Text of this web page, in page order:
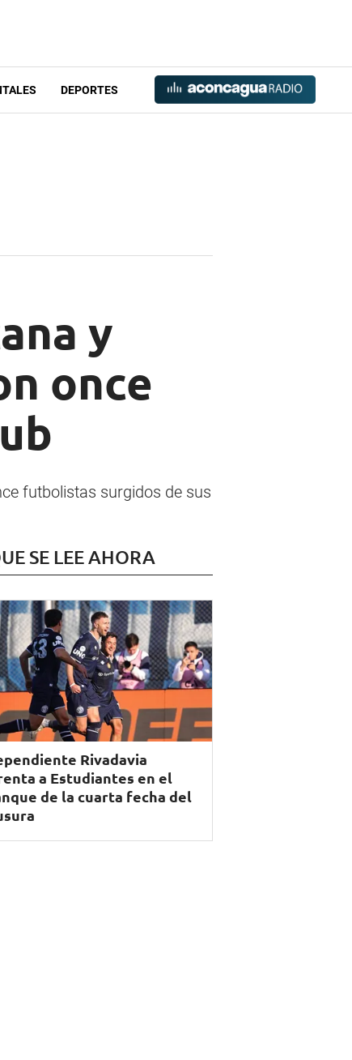
DEPORTES
y
once
futbolistas surgidos de sus
SE LEE AHORA
Rivadavia
a Estudiantes en el
de la cuarta fecha del